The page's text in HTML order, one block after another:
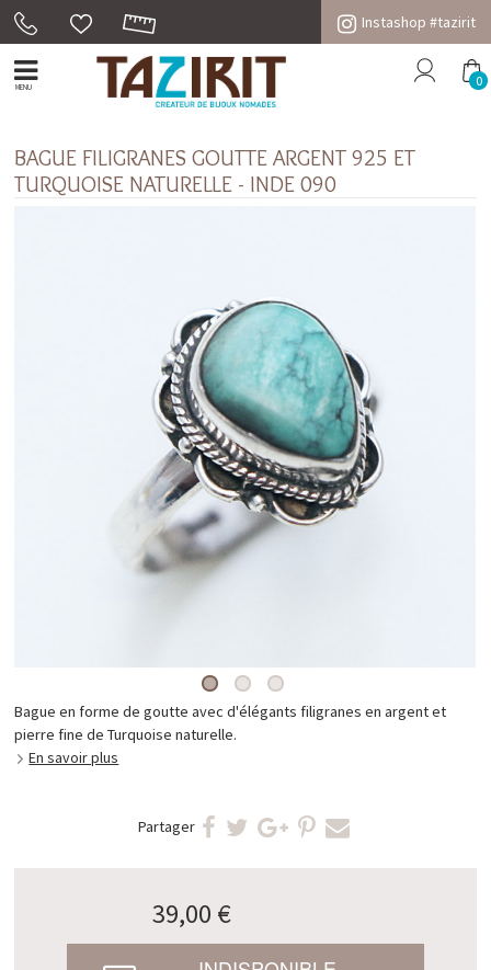
Instashop #tazirit
MENU 0
BAGUE FILIGRANES GOUTTE ARGENT 925 ET
TURQUOISE NATURELLE - INDE 090
Bague en forme de goutte avec d'élégants filigranes en argent et
pierre fine de Turquoise naturelle.
En savoir plus
Partager
39,00 €